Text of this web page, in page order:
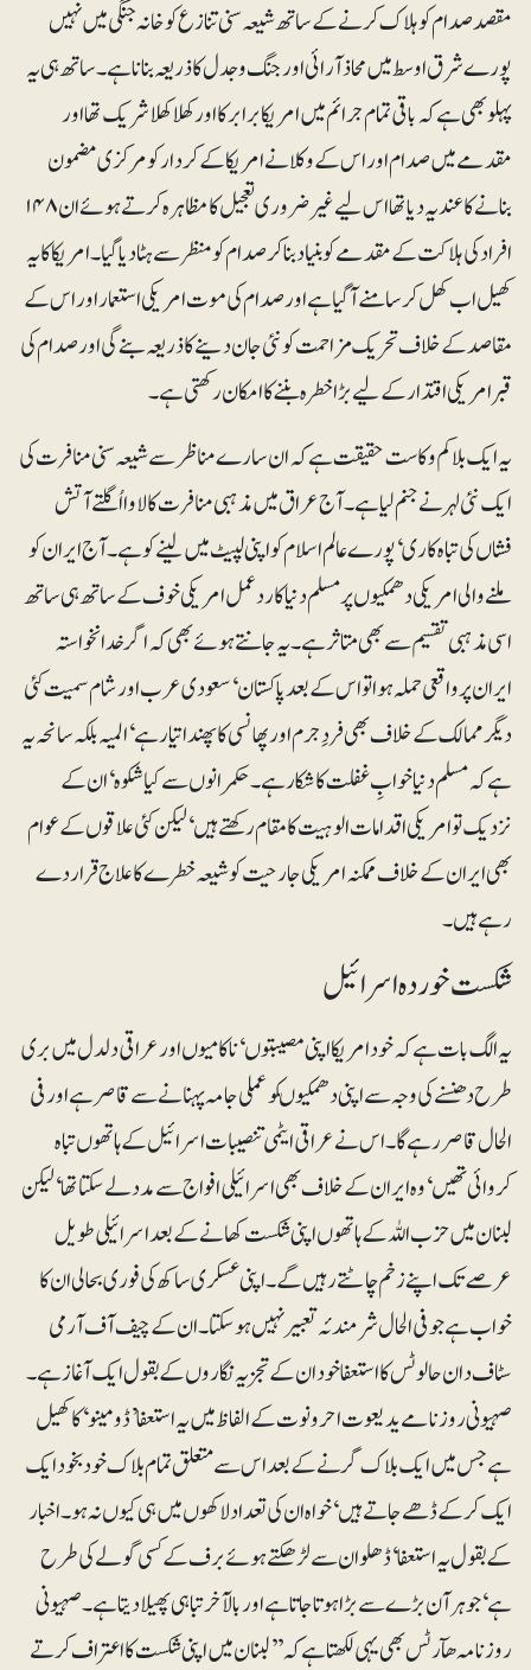
مقصد صدام کو ہلاک کرنے کے ساتھ شیعہ سنی تنازع کو خانہ جنگی میں نہیں
پورے شرق اوسط میں محاذآرائی اور جنگ و جدل کا ذریعہ بناناہے۔ ساتھ ہی یہ
پہلو بھی ہے کہ باقی تمام جرائم میں امریکا برابر کا اور کھلاکھلا شریک تھااور
مقدمے میں صدام اور اس کے وکلا نے امریکا کے کردار کو مرکزی مضمون
بنانے کا عندیہ دیا تھا اس لیے غیرضروری تعجیل کا مظاہرہ کرتے ہوئے ان ۱۴۸
افراد کی ہلاکت کے مقدمے کو بنیاد بنا کر صدام کو منظر سے ہٹا دیا گیا۔ امریکا کا یہ
کھیل اب کھل کر سامنے آگیا ہے اور صدام کی موت امریکی استعمار اور اس کے
مقاصد کے خلاف تحریک مزاحمت کو نئی جان دینے کا ذریعہ بنے گی اور صدام کی
قبر امریکی اقتدار کے لیے بڑا خطرہ بننے کا امکان رکھتی ہے۔
یہ ایک بلاکم و کاست حقیقت ہے کہ ان سارے مناظر سے شیعہ سنی منافرت کی
ایک نئی لہر نے جنم لیا ہے۔ آج عراق میں مذہبی منافرت کا لاوا اُگلتے آتش
فشاں کی تباہ کاری‘ پورے عالم اسلام کو اپنی لپیٹ میں لینے کو ہے۔ آج ایران کو
ملنے والی امریکی دھمکیوں پر مسلم دنیا کا ردعمل امریکی خوف کے ساتھ ہی ساتھ
اسی مذہبی تقسیم سے بھی متاثرہے۔ یہ جانتے ہوئے بھی کہ اگر خدانخواستہ
ایران پر واقعی حملہ ہوا تو اس کے بعد پاکستان‘ سعودی عرب اور شام سمیت کئی
دیگر ممالک کے خلاف بھی فردِ جرم اور پھانسی کا پھندا تیار ہے‘ المیہ بلکہ سانحہ یہ
ہے کہ مسلم دنیا خوابِ غفلت کا شکار ہے۔ حکمرانوں سے کیا شکوہ‘ ان کے
نزدیک تو امریکی اقدامات الوہیت کا مقام رکھتے ہیں‘ لیکن کئی علاقوں کے عوام
بھی ایران کے خلاف ممکنہ امریکی جارحیت کو شیعہ خطرے کاعلاج قرار دے
رہے ہیں۔
شکست خوردہ اسرائیل
یہ الگ بات ہے کہ خود امریکا اپنی مصیبتوں‘ ناکامیوں اور عراقی دلدل میں بری
طرح دھنسنے کی وجہ سے اپنی دھمکیوںکو عملی جامہ پہنانے سے قاصر ہے اور فی
الحال قاصر رہے گا۔ اس نے عراقی ایٹمی تنصیبات اسرائیل کے ہاتھوں تباہ
کروائی تھیں‘ وہ ایران کے خلاف بھی اسرائیلی افواج سے مدد لے سکتا تھا‘ لیکن
لبنان میں حزب اللہ کے ہاتھوں اپنی شکست کھانے کے بعد اسرائیلی طویل
عرصے تک اپنے زخم چاٹتے رہیں گے۔ اپنی عسکری ساکھ کی فوری بحالی ان کا
خواب ہے جو فی الحال شرمندئہ تعبیر نہیں ہو سکتا۔ ان کے چیف آف آرمی
سٹاف دان حالوٹس کا استعفا خود ان کے تجزیہ نگاروں کے بقول ایک آغاز ہے۔
صہیونی روزنامے یدیعوت احرونوت کے الفاظ میں یہ استعفا ’ڈومینو‘ کا کھیل
ہے جس میں ایک بلاک گرنے کے بعد اس سے متعلق تمام بلاک خودبخود ایک
ایک کرکے ڈھے جاتے ہیں‘ خواہ ان کی تعداد لاکھوں میں ہی کیوں نہ ہو۔ اخبار
کے بقول یہ استعفا‘ڈھلوان سے لڑھکتے ہوئے برف کے کسی گولے کی طرح
ہے‘ جو ہر آن بڑے سے بڑا ہوتا جاتا ہے اور بالآخر تباہی پھیلا دیتا ہے۔ صہیونی
روزنامہ ھآرٹس بھی یہی لکھتا ہے کہ ’’لبنان میں اپنی شکست کا اعتراف کرتے